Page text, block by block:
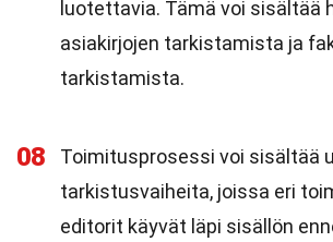
luotettavia. Tämä voi sisältää
asiakirjojen tarkistamista ja
tarkistamista.
08
Toimitusprosessi voi sisältää
tarkistusvaiheita, joissa eri
editorit käyvät läpi sisällön